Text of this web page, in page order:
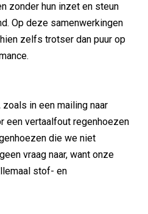
zonder hun inzet en steun
Op deze samenwerkingen
zelfs trotser dan puur op
in een mailing naar
een vertaalfout regenhoezen
die we niet
vraag naar, want onze
stof- en